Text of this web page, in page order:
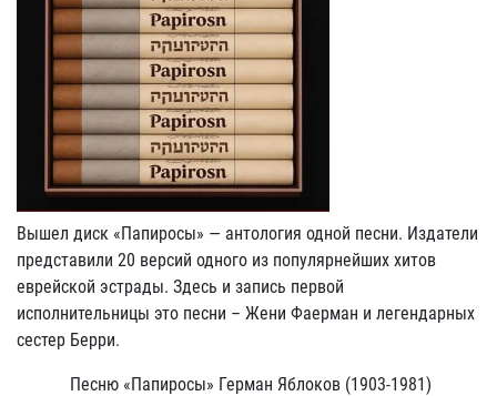
Вышел диск «Папиросы» — антология одной песни. Издатели
представили 20 версий одного из популярнейших хитов
еврейской эстрады. Здесь и запись первой
исполнительницы это песни – Жени Фаерман и легендарных
сестер Берри.
Песню «Папиросы» Герман Яблоков (1903-1981)